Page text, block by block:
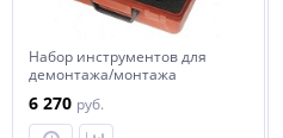
Набор инструментов для
демонтажа/монтажа
E32,E34) JTC
6 270 руб.